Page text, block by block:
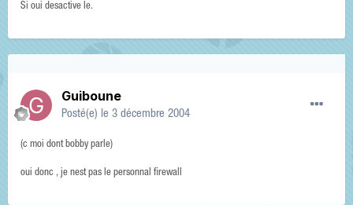
Si oui desactive le.
Guiboune
Posté(e) le 3 décembre 2004
(c moi dont bobby parle)
oui donc , je nest pas le personnal firewall